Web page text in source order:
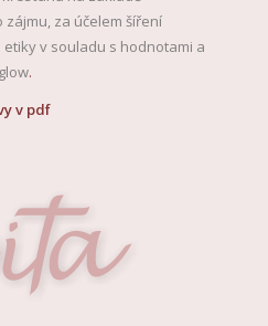
zájmu, za účelem šíření
v souladu s hodnotami a
.
v pdf